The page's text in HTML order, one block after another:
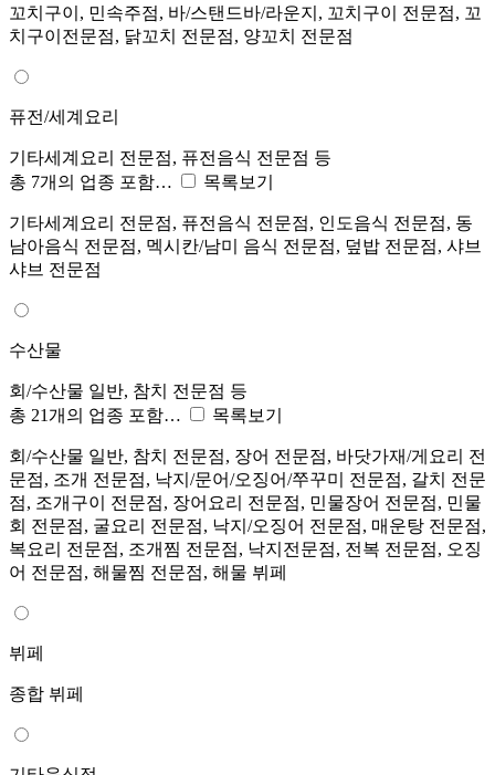
꼬치구이, 민속주점, 바/스탠드바/라운지, 꼬치구이 전문점, 꼬
치구이전문점, 닭꼬치 전문점, 양꼬치 전문점
퓨전/세계요리
기타세계요리 전문점, 퓨전음식 전문점 등
총 7개의 업종 포함…
목록보기
기타세계요리 전문점, 퓨전음식 전문점, 인도음식 전문점, 동
남아음식 전문점, 멕시칸/남미 음식 전문점, 덮밥 전문점, 샤브
샤브 전문점
수산물
회/수산물 일반, 참치 전문점 등
총 21개의 업종 포함…
목록보기
회/수산물 일반, 참치 전문점, 장어 전문점, 바닷가재/게요리 전
문점, 조개 전문점, 낙지/문어/오징어/쭈꾸미 전문점, 갈치 전문
점, 조개구이 전문점, 장어요리 전문점, 민물장어 전문점, 민물
회 전문점, 굴요리 전문점, 낙지/오징어 전문점, 매운탕 전문점,
복요리 전문점, 조개찜 전문점, 낙지전문점, 전복 전문점, 오징
어 전문점, 해물찜 전문점, 해물 뷔페
뷔페
종합 뷔페